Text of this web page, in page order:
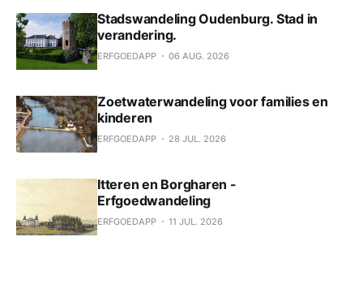
Stadswandeling Oudenburg. Stad in
verandering.
ERFGOEDAPP 06 AUG. 2026
Zoetwaterwandeling voor families en
kinderen
ERFGOEDAPP 28 JUL. 2026
Itteren en Borgharen -
Erfgoedwandeling
ERFGOEDAPP 11 JUL. 2026